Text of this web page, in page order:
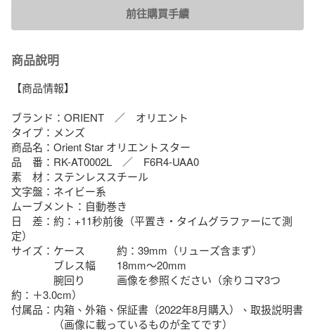
前往購買手續
商品說明
【商品情報】
ブランド：ORIENT　／　オリエント
タイプ：メンズ
商品名：Orient Star オリエントスター
品　番：RK-AT0002L　／　F6R4-UAA0
素　材：ステンレススチール
文字盤：ネイビー系
ムーブメント：自動巻き
日　差：約：+11秒前後（平置き・タイムグラファーにて測
定）
サイズ：ケース　　　約：39mm（リューズ含まず）
ブレス幅　　18mm～20mm
腕回り　　　画像を参照ください（余りコマ3つ
約：＋3.0cm）
付属品：内箱、外箱、保証書（2022年8月購入）、取扱説明書
（画像に載っているものが全てです）